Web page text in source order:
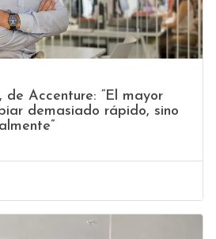
de Accenture: “El mayor
demasiado rápido, sino